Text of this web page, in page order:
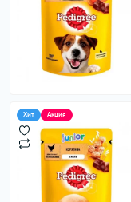
Хит Акция